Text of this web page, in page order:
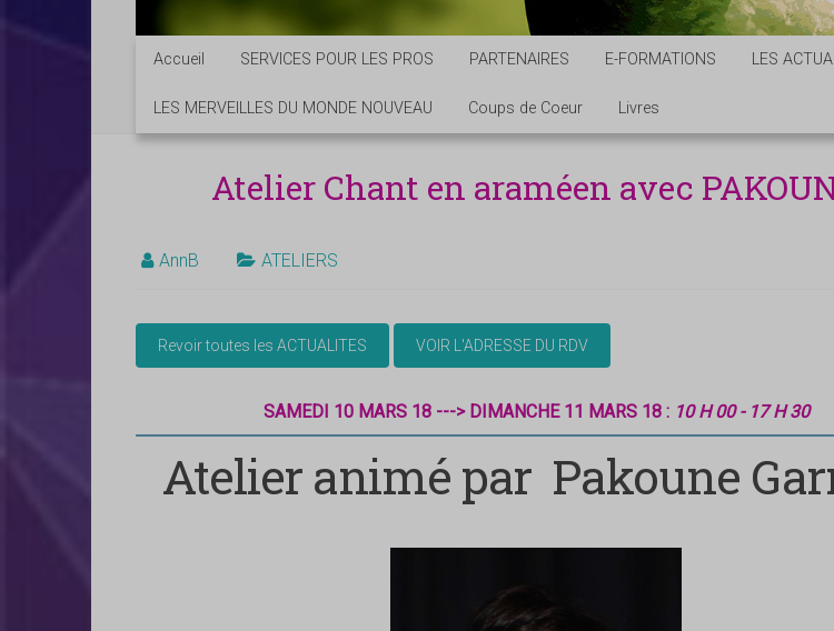
Accueil SERVICES POUR LES PROS PARTENAIRES E-FORMATIONS LES
LES MERVEILLES DU MONDE NOUVEAU Coups de Coeur Livres
Atelier Chant en araméen avec
AnnB ATELIERS
SAMEDI 10 MARS 18 ---> DIMANCHE 11 MARS 18 : 10 H 00 - 17 H 30
Atelier animé parPakoune